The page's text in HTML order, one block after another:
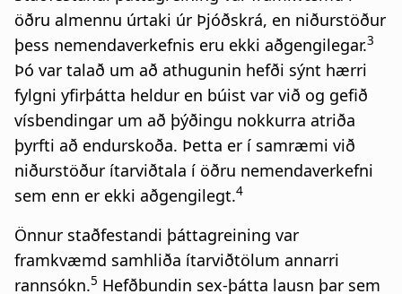
öðru almennu úrtaki úr Þjóðskrá, en niðurstöður
þess nemendaverkefnis eru ekki aðgengilegar.3
Þó var talað um að athugunin hefði sýnt hærri
fylgni yfirþátta heldur en búist var við og gefið
vísbendingar um að þýðingu nokkurra atriða
þyrfti að endurskoða. Þetta er í samræmi við
niðurstöður ítarviðtala í öðru nemendaverkefni
sem enn er ekki aðgengilegt.4
Önnur staðfestandi þáttagreining var
framkvæmd samhliða ítarviðtölum annarri
rannsókn.5 Hefðbundin sex-þátta lausn þar sem